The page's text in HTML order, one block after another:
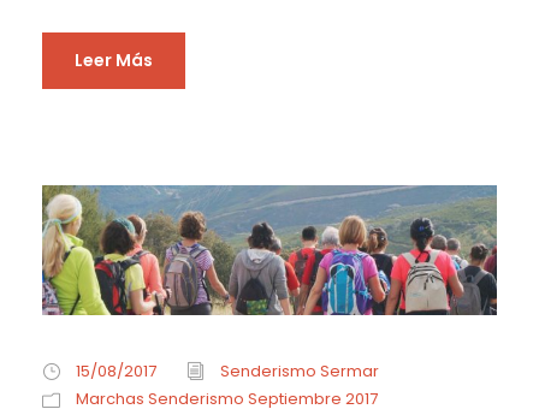
Leer Más
15/08/2017
Senderismo Sermar
Marchas Senderismo Septiembre 2017